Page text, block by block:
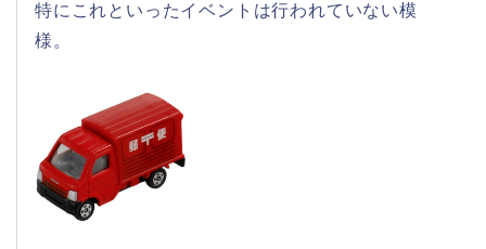
特にこれといったイベントは行われていない模
様。